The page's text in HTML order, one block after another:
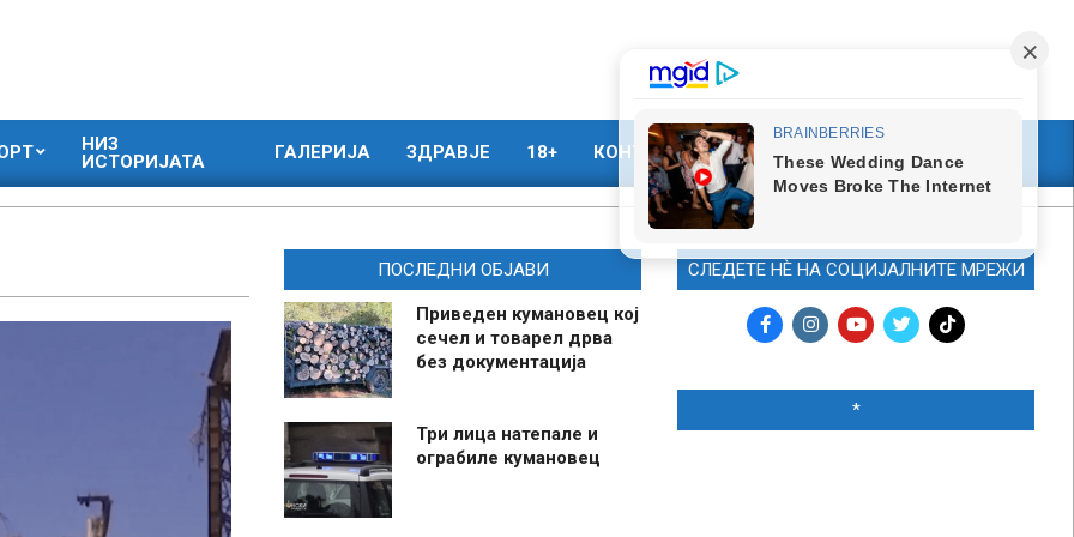
НИЗ
ИСТОРИЈАТА
ГАЛЕРИЈА ЗДРАВЈЕ 18+ КОНТАКТ МАРКЕТИНГ
ПОСЛЕДНИ ОБЈАВИ
Приведен кумановец кој
сечел и товарел дрва
без документација
Три лица натепале и
ограбиле кумановец
СЛЕДЕТЕ НЀ НА СОЦИЈАЛНИТЕ МРЕЖИ
*